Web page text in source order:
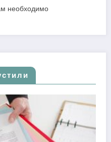
необходимо